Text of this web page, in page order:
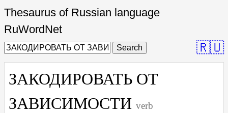
Thesaurus of Russian language
RuWordNet
Search 🇷🇺
ЗАКОДИРОВАТЬ ОТ
ЗАВИСИМОСТИ verb